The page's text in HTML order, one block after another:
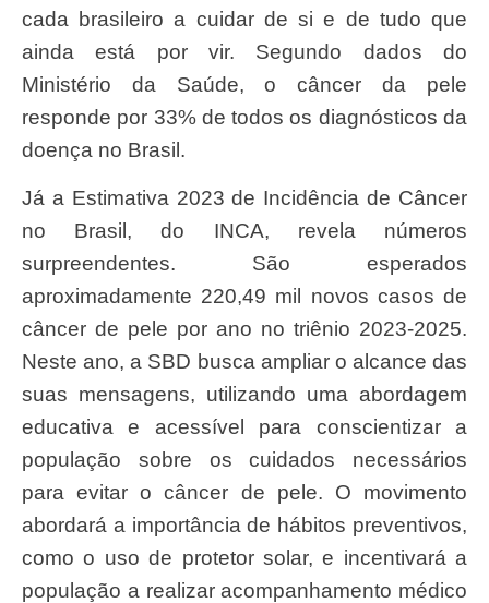
cada brasileiro a cuidar de si e de tudo que
ainda está por vir. Segundo dados do
Ministério da Saúde, o câncer da pele
responde por 33% de todos os diagnósticos da
doença no Brasil.
Já a Estimativa 2023 de Incidência de Câncer
no Brasil, do INCA, revela números
surpreendentes. São esperados
aproximadamente 220,49 mil novos casos de
câncer de pele por ano no triênio 2023-2025.
Neste ano, a SBD busca ampliar o alcance das
suas mensagens, utilizando uma abordagem
educativa e acessível para conscientizar a
população sobre os cuidados necessários
para evitar o câncer de pele. O movimento
abordará a importância de hábitos preventivos,
como o uso de protetor solar, e incentivará a
população a realizar acompanhamento médico